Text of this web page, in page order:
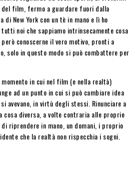
del film, fermo a guardare fuori dalla
New York con un tè in mano e lì ho
noi che sappiamo intrinsecamente cosa
conoscerne il vero motivo, pronti a
solo in questo modo si può combattere per
in cui nel film (e nella realtà)
ad un punto in cui si può cambiare idea
avevano, in virtù degli stessi. Rinunciare a
cosa diversa, a volte contraria alle proprie
riprendere in mano, un domani, i proprio
che la realtà non rispecchia i sogni.